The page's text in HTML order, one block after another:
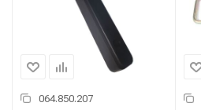
064.850.207